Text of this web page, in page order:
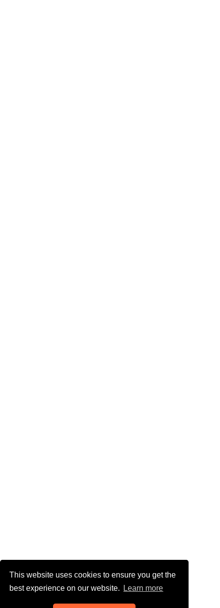
This website uses cookies to ensure you get the
best experience on our website.
Learn more